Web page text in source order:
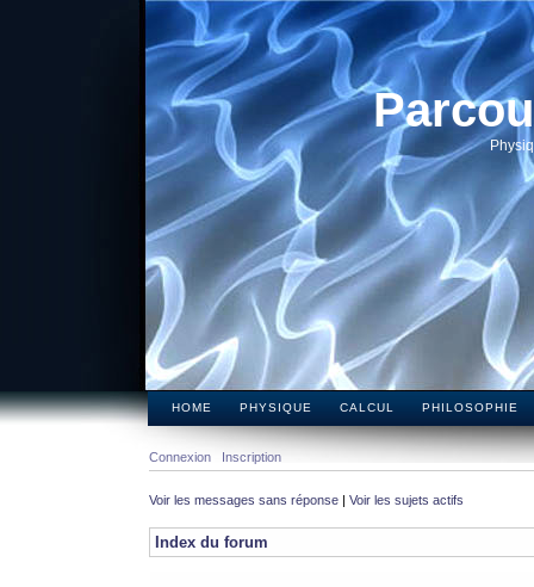
HOME PHYSIQUE CALCUL PHILOSOPHIE
Connexion Inscription
Voir les messages sans réponse | Voir les sujets actifs
Index du forum